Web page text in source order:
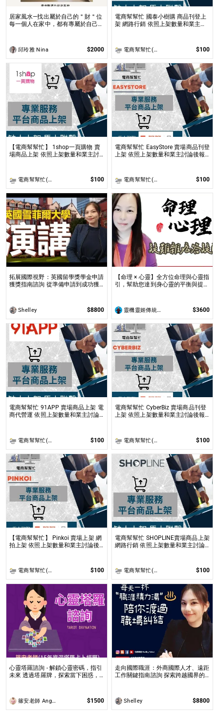
居家風水—找出屬於自己的＂財＂位
每一個人在家中，都有專屬於自己的
邱玲雅 Nina $2000
電商幫幫忙 國泰小樹購 商品刊登上
架 網路行銷 依照上架數量和業主討
電商幫幫忙(電商平台代營運/電商上架/運營策略/網路行銷) $100
【電商幫幫忙】 1shop一頁購物 賣
場商品上架 依照上架數量和業主討
電商幫幫忙(電商平台代營運/電商上架/運營策略/網路行銷) $100
電商幫幫忙 EasyStore 賣場商品刊登
上架 依照上架數量和業主討論後報
電商幫幫忙(電商平台代營運/電商上架/運營策略/網路行銷) $100
拓展國際視野：英國留學獎學金申請
獲獎指南諮詢 從準備申請到成功獲
Shelley $8800
【命理 × 心靈】全方位命理與心靈指
引，幫助您達到身心靈的平衡與提升
靈機靈姬傳統文化學院 $3600
電商幫幫忙 91APP 賣場商品上架 電
商代營運 依照上架數量和業主討論
電商幫幫忙(電商平台代營運/電商上架/運營策略/網路行銷) $100
電商幫幫忙 CyberBiz 賣場商品刊登
上架 依照上架數量和業主討論後報
電商幫幫忙(電商平台代營運/電商上架/運營策略/網路行銷) $100
【電商幫幫忙】 Pinkoi 賣場上架 網
拍上架 依照上架數量和業主討論後
電商幫幫忙(電商平台代營運/電商上架/運營策略/網路行銷) $100
電商幫幫忙 SHOPLINE賣場商品上架
網路行銷 依照上架數量和業主討論
電商幫幫忙(電商平台代營運/電商上架/運營策略/網路行銷) $100
心靈塔羅諮詢 - 解鎖心靈密碼，指引
未來 透過塔羅牌，探索當下困惑，
篠安老師 Angel Yang $1500
走向國際職涯：外商國際人才、遠距
工作關鍵指南諮詢 探索跨越國界的
Shelley $8800